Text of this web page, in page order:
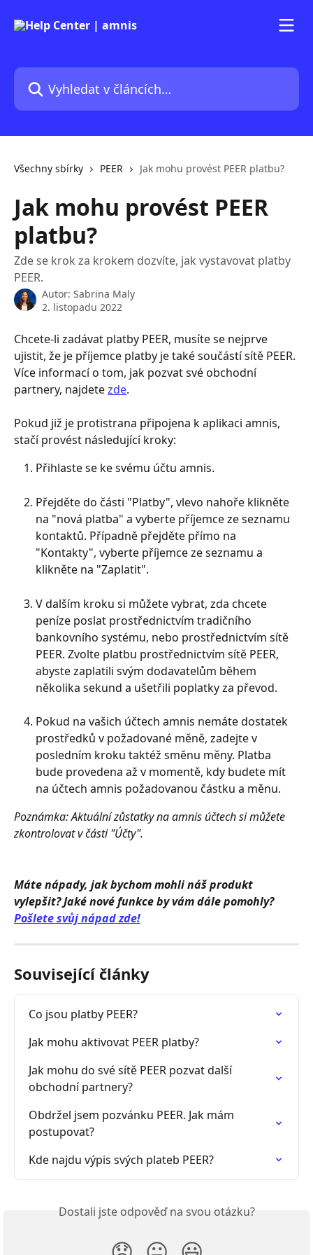
Vyhledat v článcích…
Všechny sbírky PEER Jak mohu provést PEER platbu?
Jak mohu provést PEER
platbu?
Zde se krok za krokem dozvíte, jak vystavovat platby
PEER.
Autor: Sabrina Maly
2. listopadu 2022
Chcete-li zadávat platby PEER, musíte se nejprve
ujistit, že je příjemce platby je také součástí sítě PEER.
Více informací o tom, jak pozvat své obchodní
partnery, najdete zde.
Pokud již je protistrana připojena k aplikaci amnis,
stačí provést následující kroky:
Přihlaste se ke svému účtu amnis.
Přejděte do části "Platby", vlevo nahoře klikněte
na "nová platba" a vyberte příjemce ze seznamu
kontaktů. Případně přejděte přímo na
"Kontakty", vyberte příjemce ze seznamu a
klikněte na "Zaplatit".
V dalším kroku si můžete vybrat, zda chcete
peníze poslat prostřednictvím tradičního
bankovního systému, nebo prostřednictvím sítě
PEER. Zvolte platbu prostřednictvím sítě PEER,
abyste zaplatili svým dodavatelům během
několika sekund a ušetřili poplatky za převod.
Pokud na vašich účtech amnis nemáte dostatek
prostředků v požadované měně, zadejte v
posledním kroku taktéž směnu měny. Platba
bude provedena až v momentě, kdy budete mít
na účtech amnis požadovanou částku a měnu.
Poznámka: Aktuální zůstatky na amnis účtech si můžete
zkontrolovat v části "Účty".
Máte nápady, jak bychom mohli náš produkt
vylepšit? Jaké nové funkce by vám dále pomohly?
Pošlete svůj nápad zde!
Související články
Co jsou platby PEER?
Jak mohu aktivovat PEER platby?
Jak mohu do své sítě PEER pozvat další
obchodní partnery?
Obdržel jsem pozvánku PEER. Jak mám
postupovat?
Kde najdu výpis svých plateb PEER?
Dostali jste odpověď na svou otázku?